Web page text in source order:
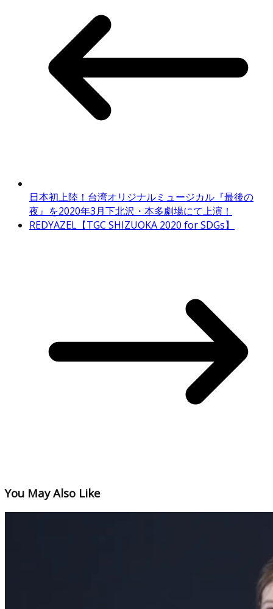
日本初上陸！台湾オリジナルミュージカル『最後の
夜』を2020年3月下北沢・本多劇場にて上演！
REDYAZEL【TGC SHIZUOKA 2020 for SDGs】
You May Also Like